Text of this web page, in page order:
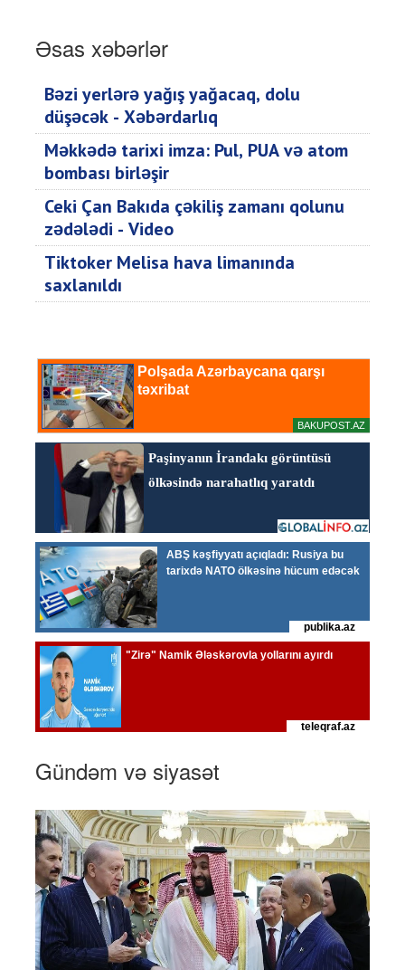
Əsas xəbərlər
Bəzi yerlərə yağış yağacaq, dolu
düşəcək - Xəbərdarlıq
Məkkədə tarixi imza: Pul, PUA və atom
bombası birləşir
Ceki Çan Bakıda çəkiliş zamanı qolunu
zədələdi - Video
Tiktoker Melisa hava limanında
saxlanıldı
Gündəm və siyasət